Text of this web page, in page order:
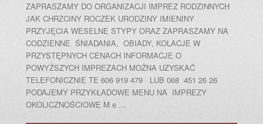
ZAPRASZAMY DO ORGANIZACJI IMPREZ RODZINNYCH
JAK CHRZCINY ROCZEK URODZINY IMIENINY
PRZYJĘCIA WESELNE STYPY ORAZ ZAPRASZAMY NA
CODZIENNE ŚNIADANIA, OBIADY, KOLACJE W
PRZYSTĘPNYCH CENACH INFORMACJE O
POWYŻSZYCH IMPREZACH MOŻNA UZYSKAĆ
TELEFONICZNIE TE 606 919 479 LUB 068 451 26 26
PODAJEMY PRZYKŁADOWE MENU NA IMPREZY
OKOLICZNOŚCIOWE M e …